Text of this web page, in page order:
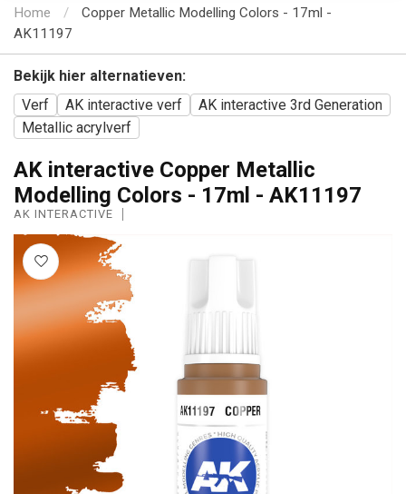
Home /
Copper Metallic Modelling Colors - 17ml -
AK11197
Bekijk hier alternatieven:
Verf
AK interactive verf
AK interactive 3rd Generation
Metallic acrylverf
AK interactive Copper Metallic
Modelling Colors - 17ml - AK11197
AK INTERACTIVE